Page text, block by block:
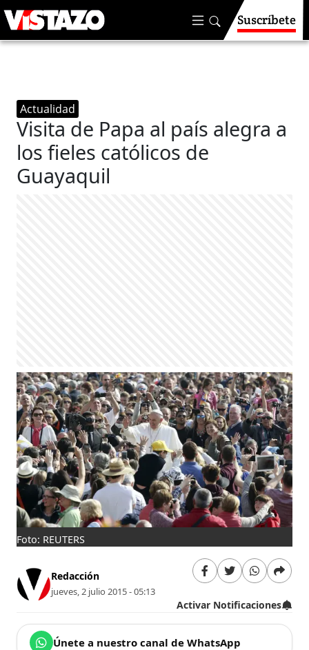
Suscríbete
Actualidad
Visita de Papa al país alegra a
los fieles católicos de
Guayaquil
Foto: REUTERS
Redacción
jueves, 2 julio 2015 - 05:13
Activar Notificaciones
Únete a nuestro canal de WhatsApp